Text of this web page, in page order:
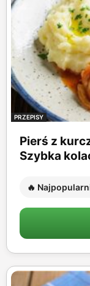
PRZEPISY
Pierś z
Szybka
🔥